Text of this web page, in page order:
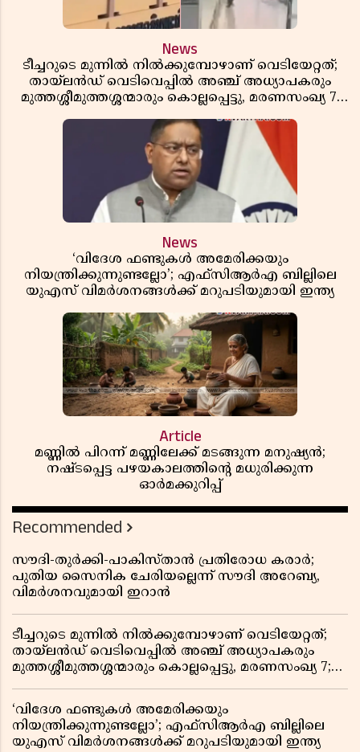
News
ടീച്ചറുടെ മുന്നിൽ നിൽക്കുമ്പോഴാണ് വെടിയേറ്റത്;
തായ്‌ലൻഡ് വെടിവെപ്പിൽ അഞ്ച് അധ്യാപകരും
മുത്തശ്ശീമുത്തശ്ശന്മാരും കൊല്ലപ്പെട്ടു, മരണസംഖ്യ 7;
News
‘വിദേശ ഫണ്ടുകൾ അമേരിക്കയും
നിയന്ത്രിക്കുന്നുണ്ടല്ലോ’; എഫ്സിആർഎ ബില്ലിലെ
യുഎസ് വിമർശനങ്ങൾക്ക് മറുപടിയുമായി ഇന്ത്യ
Article
മണ്ണിൽ പിറന്ന് മണ്ണിലേക്ക് മടങ്ങുന്ന മനുഷ്യൻ;
നഷ്ടപ്പെട്ട പഴയകാലത്തിൻ്റെ മധുരിക്കുന്ന
ഓർമക്കുറിപ്പ്
Recommended
സൗദി-തുർക്കി-പാകിസ്താൻ പ്രതിരോധ കരാർ;
പുതിയ സൈനിക ചേരിയല്ലെന്ന് സൗദി അറേബ്യ,
വിമർശനവുമായി ഇറാൻ
ടീച്ചറുടെ മുന്നിൽ നിൽക്കുമ്പോഴാണ് വെടിയേറ്റത്;
തായ്‌ലൻഡ് വെടിവെപ്പിൽ അഞ്ച് അധ്യാപകരും
മുത്തശ്ശീമുത്തശ്ശന്മാരും കൊല്ലപ്പെട്ടു, മരണസംഖ്യ 7;
‘വിദേശ ഫണ്ടുകൾ അമേരിക്കയും
നിയന്ത്രിക്കുന്നുണ്ടല്ലോ’; എഫ്സിആർഎ ബില്ലിലെ
യുഎസ് വിമർശനങ്ങൾക്ക് മറുപടിയുമായി ഇന്ത്യ